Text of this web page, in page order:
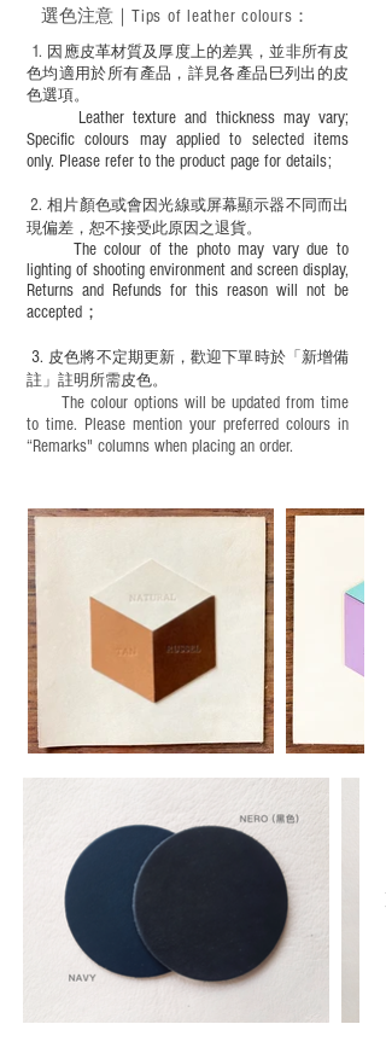
1. ​ 因應皮革材質及厚度上的差異，並非所有皮
色均適用於所有產品，詳見各產品巳列出的皮
色選項。
Leather texture and thickness may vary;
Specific colours may applied to selected items
only. Please refer to the product page for details;
​2.相片顏色或會因光線或屏幕顯示器不同而出
現偏差，恕不接受此原因之退貨。
The colour of the photo may vary due to
lighting of shooting environment and screen display,
Returns and Refunds for this reason will not be
accepted；
3. 皮色將不定期更新，歡迎下單時於「新增備
註」註明 所需皮色。
The colour options will be updated from time
to time. Please mention your preferred colours in
“Remarks" columns when placing an order.
選色注意｜ Tips of leather colours ：